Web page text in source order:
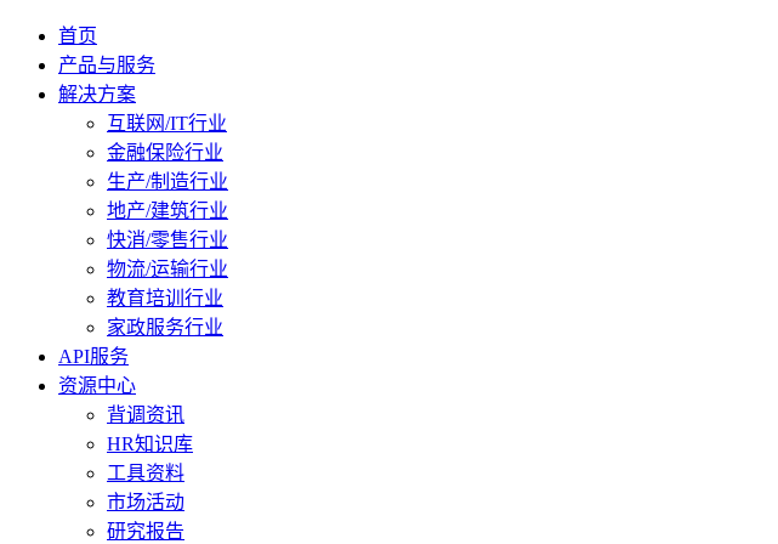
首页
产品与服务
解决方案
互联网/IT行业
金融保险行业
生产/制造行业
地产/建筑行业
快消/零售行业
物流/运输行业
教育培训行业
家政服务行业
API服务
资源中心
背调资讯
HR知识库
工具资料
市场活动
研究报告